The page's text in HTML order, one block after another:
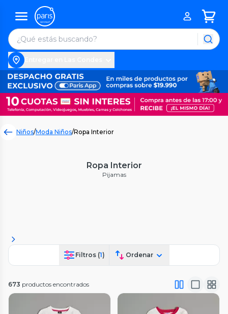
Niños/Moda Niños/Ropa Interior
Ropa Interior
Pijamas
Filtros (1) Ordenar
673 productos encontrados